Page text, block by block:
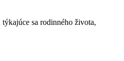
sa rodinného života,